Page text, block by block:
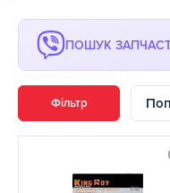
ПОШУК
Фільтр